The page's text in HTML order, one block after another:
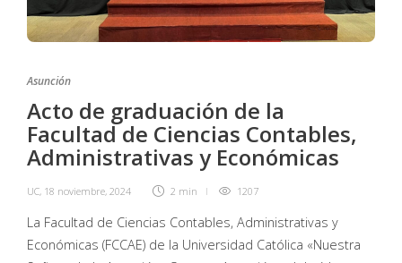
Asunción
Acto de graduación de la
Facultad de Ciencias Contables,
Administrativas y Económicas
UC, 18 noviembre, 2024 2 min 1207
La Facultad de Ciencias Contables, Administrativas y
Económicas (FCCAE) de la Universidad Católica «Nuestra